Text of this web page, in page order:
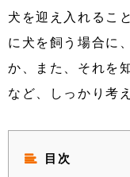
犬を迎え入れるこ
に犬を飼う場合に
か、また、それを
など、しっかり考
目次